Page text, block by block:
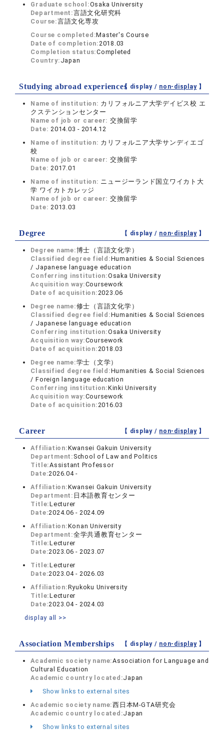
Graduate school:Osaka University
Department:言語文化研究科
Course:言語文化専攻
Course completed:Master's Course
Date of completion:2018.03
Completion status:Completed
Country: Japan
Studying abroad experiences【 display / non-display】
Name of institution: カリフォルニア大学デイビス校 エ
クステンションセンター
Name of job or career: 交換留学
Date:2014.03 - 2014.12
Name of institution: カリフォルニア大学サンディエゴ
校
Name of job or career: 交換留学
Date:2017.01
Name of institution: ニュージーランド国立ワイカト大
学 ワイカトカレッジ
Name of job or career: 交換留学
Date:2013.03
Degree 【 display / non-display】
Degree name:博士（言語文化学）
Classified degree field:Humanities & Social Sciences
/ Japanese language education
Conferring institution:Osaka University
Acquisition way:Coursework
Date of acquisition:2023.06
Degree name:修士（言語文化学）
Classified degree field:Humanities & Social Sciences
/ Japanese language education
Conferring institution:Osaka University
Acquisition way:Coursework
Date of acquisition:2018.03
Degree name:学士（文学）
Classified degree field:Humanities & Social Sciences
/ Foreign language education
Conferring institution:Kinki University
Acquisition way:Coursework
Date of acquisition:2016.03
Career 【 display / non-display】
Affiliation:Kwansei Gakuin University
Department: School of Law and Politics
Title:Assistant Professor
Date:2026.04 -
Affiliation:Kwansei Gakuin University
Department: 日本語教育センター
Title:Lecturer
Date:2024.06 - 2024.09
Affiliation:Konan University
Department:全学共通教育センター
Title:Lecturer
Date:2023.06 - 2023.07
Title:Lecturer
Date:2023.04 - 2026.03
Affiliation:Ryukoku University
Title:Lecturer
Date:2023.04 - 2024.03
display all >>
Association Memberships 【 display / non-display】
Academic society name:Association for Language and
Cultural Education
Academic country located:Japan
Show links to external sites
Academic society name:西日本M-GTA研究会
Academic country located:Japan
Show links to external sites